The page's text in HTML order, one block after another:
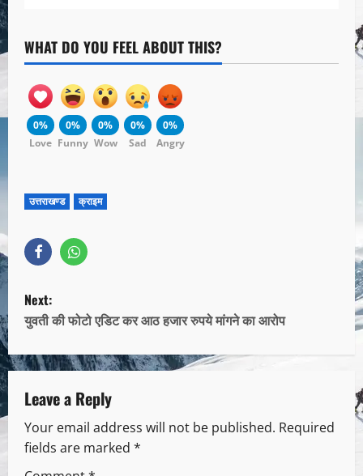
WHAT DO YOU FEEL ABOUT THIS?
0%
Love
0%
Funny
0%
Wow
0%
Sad
0%
Angry
उत्तराखण्ड क्राइम
Next:
युवती की फोटो एडिट कर आठ हजार रुपये मांगने का आरोप
Leave a Reply
Your email address will not be published. Required
fields are marked *